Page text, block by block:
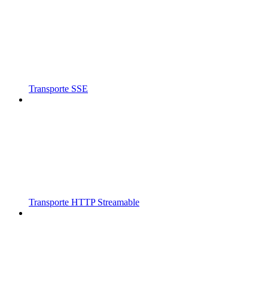
Transporte SSE
Transporte HTTP Streamable